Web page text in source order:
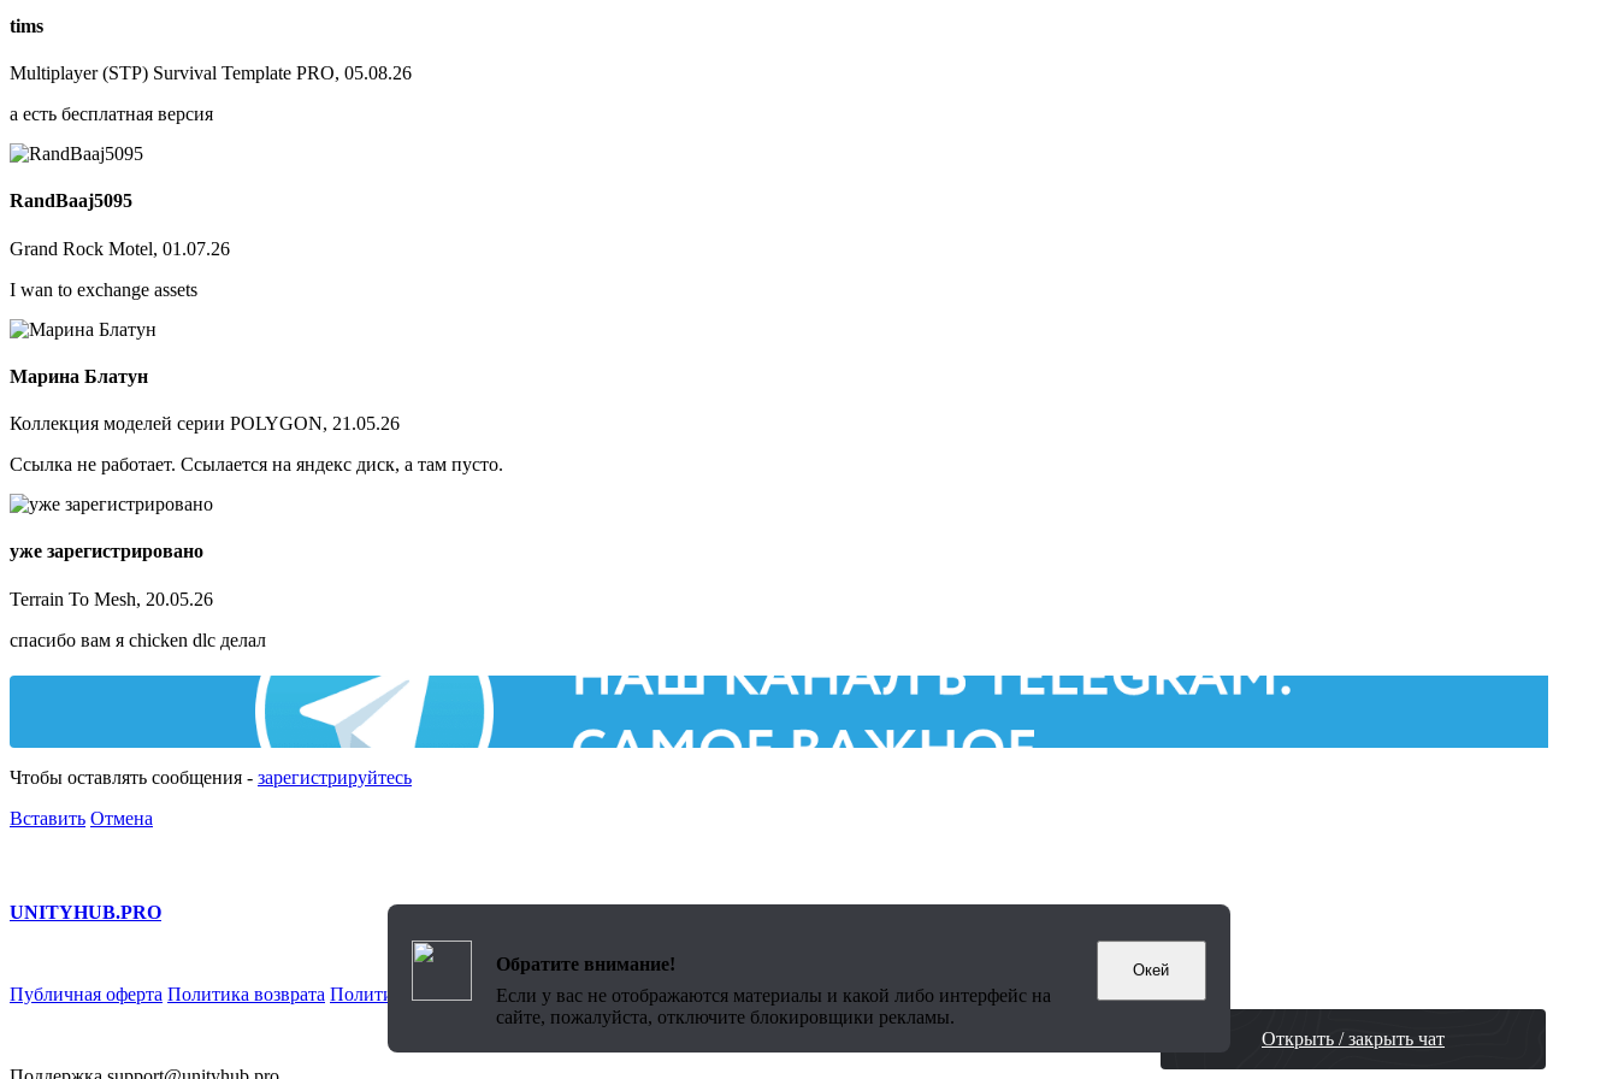
tims
Multiplayer (STP) Survival Template PRO, 05.08.26
а есть бесплатная версия
RandBaaj5095
Grand Rock Motel, 01.07.26
I wan to exchange assets
Марина Блатун
Коллекция моделей серии POLYGON, 21.05.26
Ссылка не работает. Ссылается на яндекс диск, а там пусто.
уже зарегистрировано
Terrain To Mesh, 20.05.26
спасибо вам я chicken dlc делал
Чтобы оставлять сообщения - зарегистрируйтесь
Вставить Отмена
Открыть / закрыть чат
UNITYHUB.PRO
Публичная оферта Политика возврата Политика обработки ПнД Правообладателям
Обратите внимание!
Если у вас не отображаются материалы и какой либо интерфейс на
сайте, пожалуйста, отключите блокировщики рекламы.
Окей